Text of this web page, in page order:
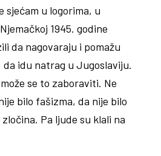
sjećam u logorima, u
1945. godine
da nagovaraju i pomažu
idu natrag u Jugoslaviju.
se to zaboraviti. Ne
bilo fašizma, da nije bilo
Pa ljude su klali na